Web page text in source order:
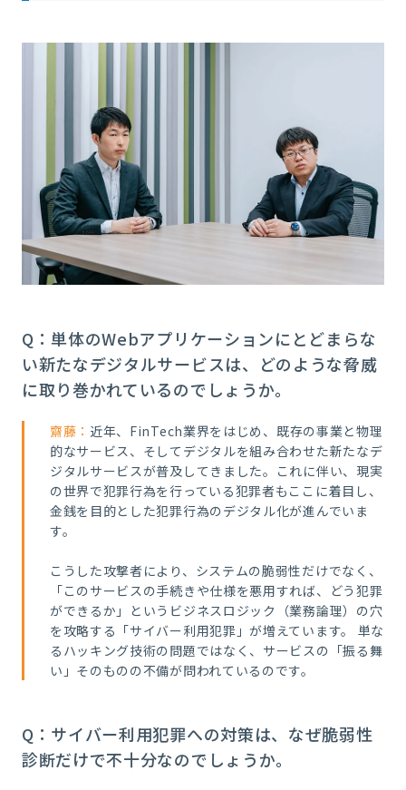
Q：単体のWebアプリケーションにとどまらな
い新たなデジタルサービスは、どのような脅威
に取り巻かれているのでしょうか。
齋藤： 近年、FinTech業界をはじめ、既存の事業と物理
的なサービス、そしてデジタルを組み合わせた新たなデ
ジタルサービスが普及してきました。これに伴い、現実
の世界で犯罪行為を行っている犯罪者もここに着目し、
金銭を目的とした犯罪行為のデジタル化が進んでいま
す。
こうした攻撃者により、システムの脆弱性だけでなく、
「このサービスの手続きや仕様を悪用すれば、どう犯罪
ができるか」というビジネスロジック（業務論理）の穴
を攻略する「サイバー利用犯罪」が増えています。 単な
るハッキング技術の問題ではなく、サービスの「振る舞
い」そのものの不備が問われているのです。
Q：サイバー利用犯罪への対策は、なぜ脆弱性
診断だけで不十分なのでしょうか。